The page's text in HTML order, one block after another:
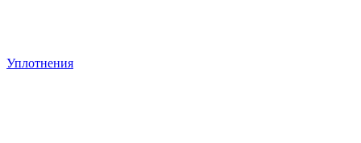
Уплотнения